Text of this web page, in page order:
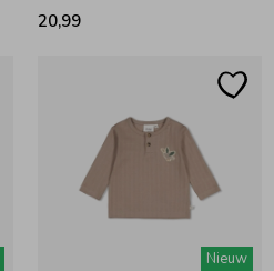
20,99
Nieuw